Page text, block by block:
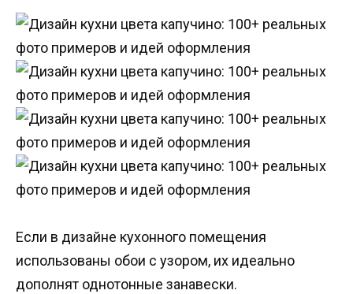
Если в дизайне кухонного помещения
использованы обои с узором, их идеально
дополнят однотонные занавески.